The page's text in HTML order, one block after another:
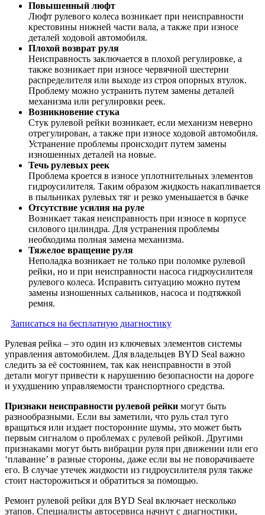
Повышенный люфт
Люфт рулевого колеса возникает при неисправности
крестовины нижней части вала, а также при износе
деталей ходовой автомобиля.
Плохой возврат руля
Неисправность заключается в плохой регулировке, а
также возникает при износе червячной шестерни
распределителя или выходе из строя опорных втулок.
Проблему можно устранить путем замены деталей
механизма или регулировки реек.
Возникновение стука
Стук рулевой рейки возникает, если механизм неверно
отрегулирован, а также при износе ходовой автомобиля.
Устранение проблемы происходит путем замены
изношенных деталей на новые.
Течь рулевых реек
Проблема кроется в износе уплотнительных элементов
гидроусилителя. Таким образом жидкость накапливается
в пыльниках рулевых тяг и резко уменьшается в бачке
Отсутствие усилия на руле
Возникает такая неисправность при износе в корпусе
силового цилиндра. Для устранения проблемы
необходима полная замена механизма.
Тяжелое вращение руля
Неполадка возникает не только при поломке рулевой
рейки, но и при неисправности насоса гидроусилителя
рулевого колеса. Исправить ситуацию можно путем
замены изношенных сальников, насоса и подтяжкой
ремня.
Записаться на бесплатную диагностику
Рулевая рейка – это один из ключевых элементов системы
управления автомобилем. Для владельцев BYD Seal важно
следить за её состоянием, так как неисправности в этой
детали могут привести к нарушению безопасности на дороге
и ухудшению управляемости транспортного средства.
Признаки неисправности рулевой рейки могут быть
разнообразными. Если вы заметили, что руль стал туго
вращаться или издает посторонние шумы, это может быть
первым сигналом о проблемах с рулевой рейкой. Другими
признаками могут быть вибрации руля при движении или его
‘плавание’ в разные стороны, даже если вы не поворачиваете
его. В случае утечек жидкости из гидроусилителя руля также
стоит насторожиться и обратиться за помощью.
Ремонт рулевой рейки для BYD Seal включает несколько
этапов. Специалисты автосервиса начнут с диагностики,